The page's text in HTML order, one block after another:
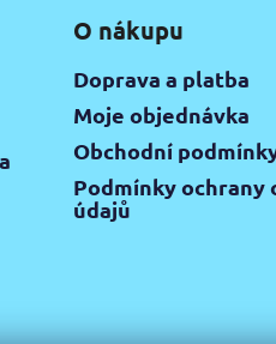
O nákupu
Doprava a platba
Moje objednávka
Obchodní
Podmínky ochrany
údajů